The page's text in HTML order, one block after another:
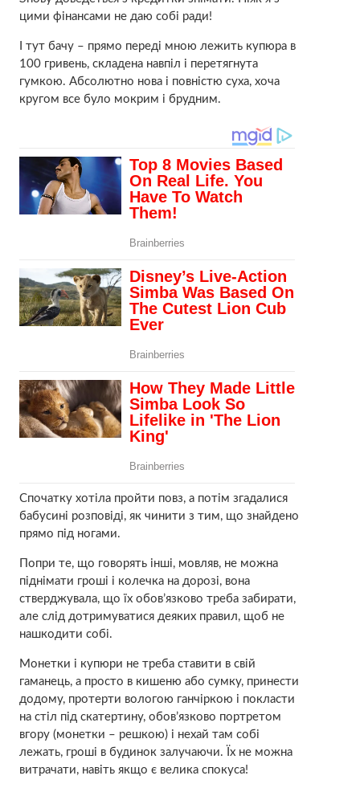
цими фінансами не даю собі ради!
І тут бачу – прямо переді мною лежить купюра в
100 гривень, складена навпіл і перетягнута
гумкою. Абсолютно нова і повністю суха, хоча
кругом все було мокрим і брудним.
Спочатку хотіла пройти повз, а потім згадалися
бабусині розповіді, як чинити з тим, що знайдено
прямо під ногами.
Попри те, що говорять інші, мовляв, не можна
піднімати гроші і колечка на дорозі, вона
стверджувала, що їх обов’язково треба забирати,
але слід дотримуватися деяких правил, щоб не
нашкодити собі.
Монетки і купюри не треба ставити в свій
гаманець, а просто в кишеню або сумку, принести
додому, протерти вологою ганчіркою і покласти
на стіл під скатертину, обов’язково портретом
вгору (монетки – решкою) і нехай там собі
лежать, гроші в будинок залучаючи. Їх не можна
витрачати, навіть якщо є велика спокуса!